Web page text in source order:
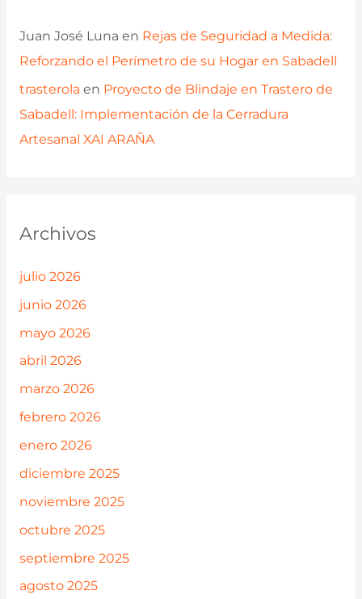
Juan José Luna en Rejas de Seguridad a Medida:
Reforzando el Perímetro de su Hogar en Sabadell
trasterola en Proyecto de Blindaje en Trastero de
Sabadell: Implementación de la Cerradura
Artesanal XAI ARAÑA
Archivos
julio 2026
junio 2026
mayo 2026
abril 2026
marzo 2026
febrero 2026
enero 2026
diciembre 2025
noviembre 2025
octubre 2025
septiembre 2025
agosto 2025